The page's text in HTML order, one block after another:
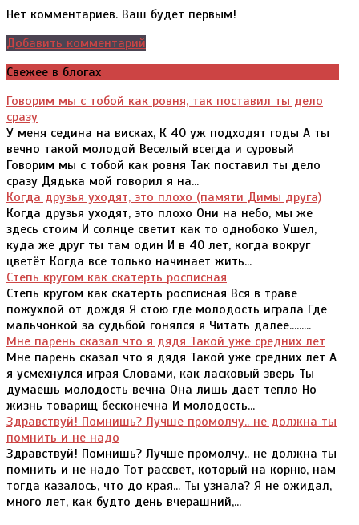
Нет комментариев. Ваш будет первым!
Добавить комментарий
Свежее в блогах
Говорим мы с тобой как ровня, так поставил ты дело
сразу
У меня седина на висках, К 40 уж подходят годы А ты
вечно такой молодой Веселый всегда и суровый
Говорим мы с тобой как ровня Так поставил ты дело
сразу Дядька мой говорил я на...
Когда друзья уходят, это плохо (памяти Димы друга)
Когда друзья уходят, это плохо Они на небо, мы же
здесь стоим И солнце светит как то однобоко Ушел,
куда же друг ты там один И в 40 лет, когда вокруг
цветёт Когда все только начинает жить...
Степь кругом как скатерть росписная
Степь кругом как скатерть росписная Вся в траве
пожухлой от дождя Я стою где молодость играла Где
мальчонкой за судьбой гонялся я Читать далее.........
Мне парень сказал что я дядя Такой уже средних лет
Мне парень сказал что я дядя Такой уже средних лет А
я усмехнулся играя Словами, как ласковый зверь Ты
думаешь молодость вечна Она лишь дает тепло Но
жизнь товарищ бесконечна И молодость...
Здравствуй! Помнишь? Лучше промолчу.. не должна ты
помнить и не надо
Здравствуй! Помнишь? Лучше промолчу.. не должна ты
помнить и не надо Тот рассвет, который на корню, нам
тогда казалось, что до края... Ты узнала? Я не ожидал,
много лет, как будто день вчерашний,...